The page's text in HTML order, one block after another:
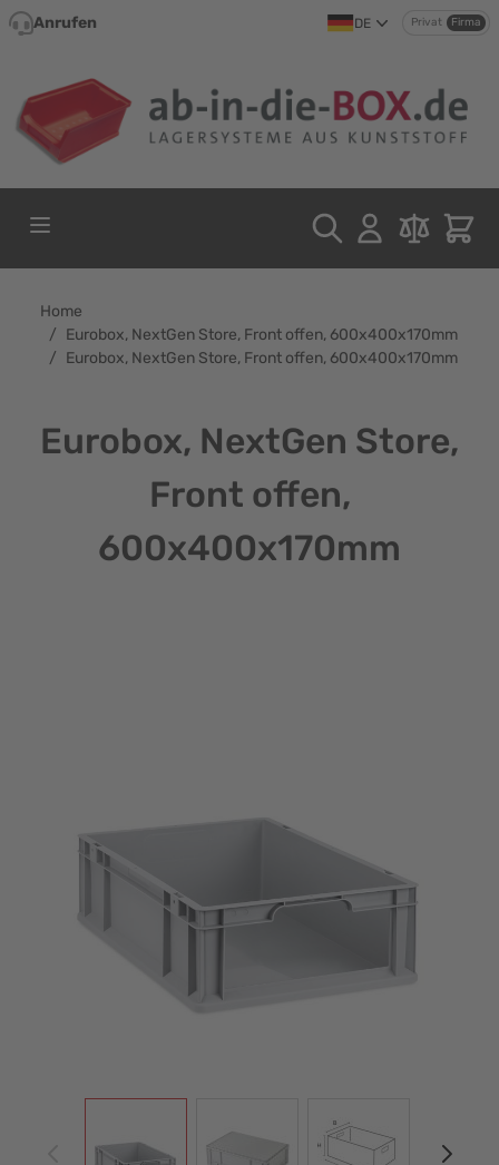
Direkt zum Inhalt
Anrufen DE Privat Firma
Home
/ Eurobox, NextGen Store, Front offen, 600x400x170mm
/ Eurobox, NextGen Store, Front offen, 600x400x170mm
Eurobox, NextGen Store,
Front offen,
600x400x170mm